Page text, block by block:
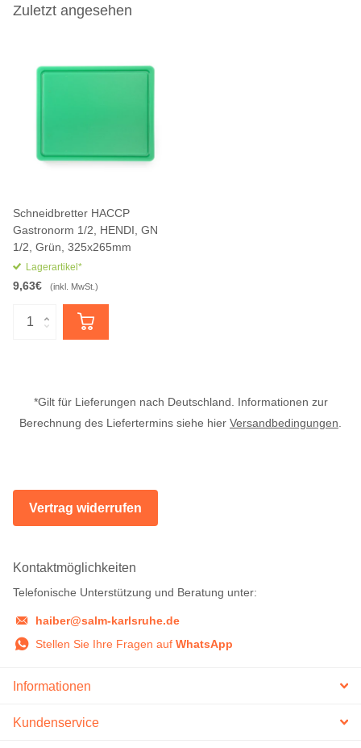
Zuletzt angesehen
Schneidbretter HACCP
Gastronorm 1/2, HENDI, GN
1/2, Grün, 325x265mm
Lagerartikel*
9,63€ (inkl. MwSt.)
*Gilt für Lieferungen nach Deutschland. Informationen zur
Berechnung des Liefertermins siehe hier Versandbedingungen.
Vertrag widerrufen
Kontaktmöglichkeiten
Telefonische Unterstützung und Beratung unter:
haiber@salm-karlsruhe.de
Stellen Sie Ihre Fragen auf WhatsApp
Informationen
Kundenservice